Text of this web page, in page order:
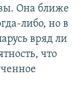
Она ближе
либо, но в
вряд ли
что